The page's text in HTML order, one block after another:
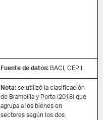
Fuente de datos: BACI, CEPII.
Nota: se utilizó la clasificación
de Brambilla y Porto (2018) que
agrupa a los bienes en
sectores según los dos